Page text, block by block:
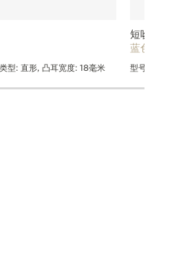
型: 直形, 凸耳宽度: 18毫米
短吻鳄皮
蓝色
型号